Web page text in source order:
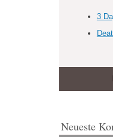
3
Neueste